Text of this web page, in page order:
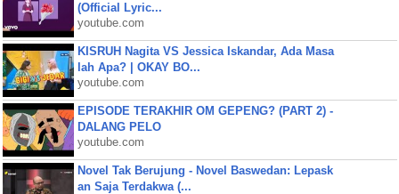
(Official Lyric...
youtube.com
KISRUH Nagita VS Jessica Iskandar, Ada Masa
lah Apa? | OKAY BO...
youtube.com
EPISODE TERAKHIR OM GEPENG? (PART 2) -
DALANG PELO
youtube.com
Novel Tak Berujung - Novel Baswedan: Lepask
an Saja Terdakwa (...